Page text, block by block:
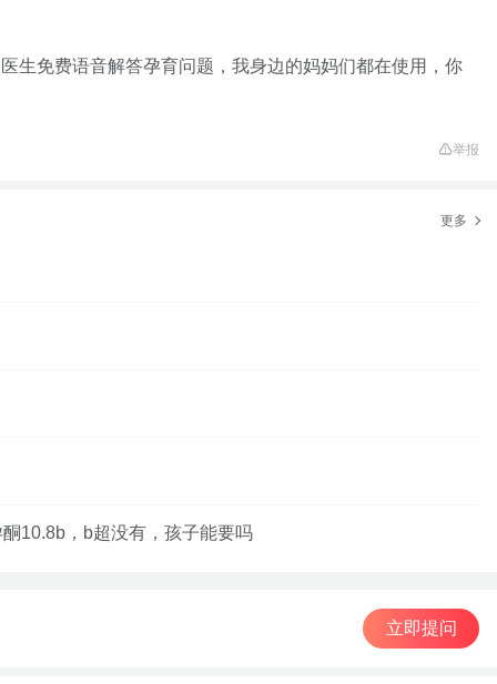
生免费语音解答孕育问题，我身边的妈妈们都在使用，你
举报
更多
10.8b，b超没有，孩子能要吗
立即提问